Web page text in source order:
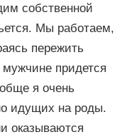
собственной
Мы работаем,
пережить
придется
я очень
идущих на роды.
оказываются